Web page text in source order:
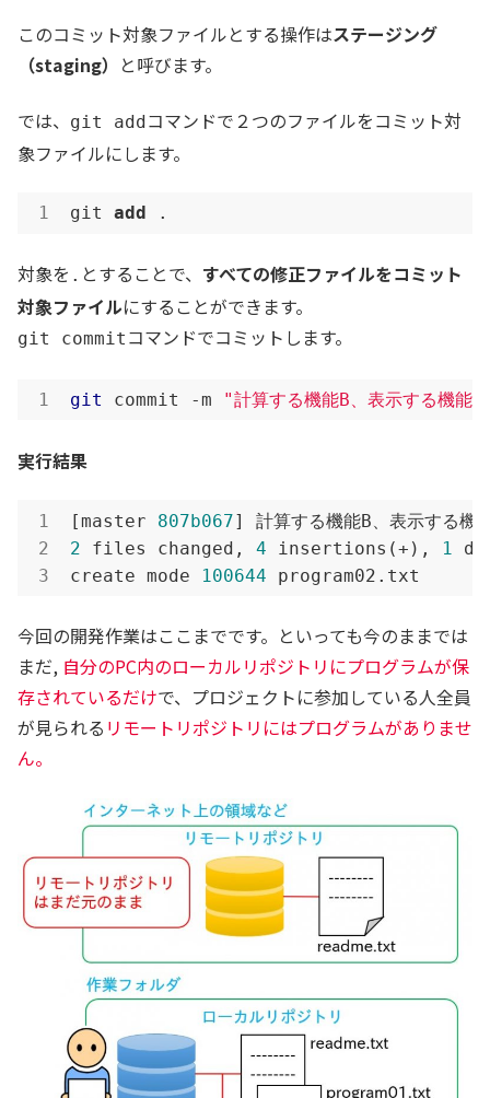
このコミット対象ファイルとする操作はステージング
（staging） と呼びます。
では、 git addコマンドで２つのファイルをコミット対
象ファイルにします。
git add .
対象を . とすることで、 すべての修正ファイルをコミット
対象ファイルにすることができます。
git commit コマンドでコミットします。
git commit -m "計算する機能B、表示する機能
実行結果
[master 807b067
2 files changed, 4 insertions(+), 1
create mode
100644 program02.txt
今回の開発作業はここまでです。といっても今のままでは
まだ, 自分のPC内のローカルリポジトリにプログラムが保
存されているだけで、プロジェクトに参加している人全員
が見られる リモートリポジトリにはプログラムがありませ
ん。